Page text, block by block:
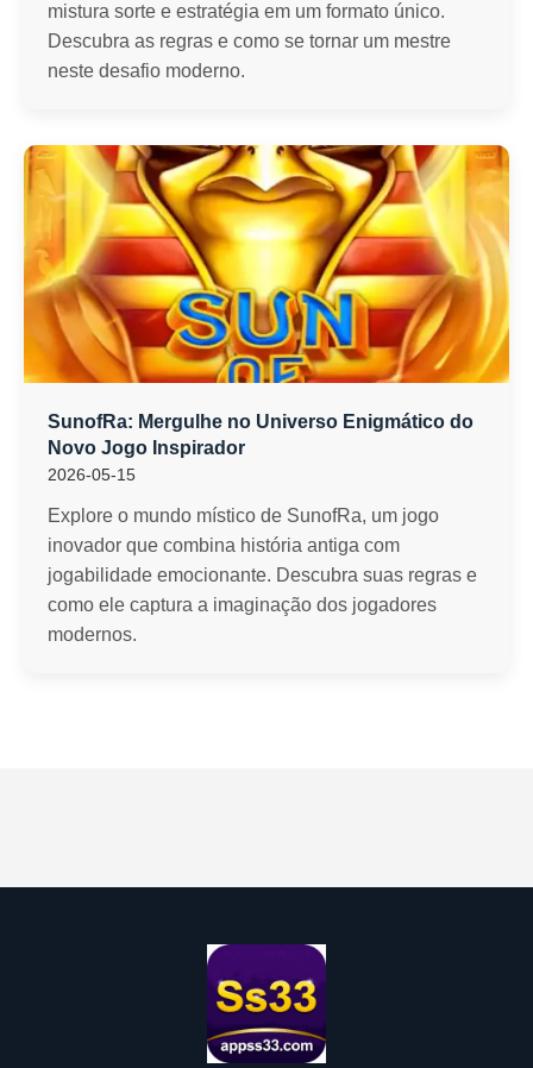
mistura sorte e estratégia em um formato único.
Descubra as regras e como se tornar um mestre
neste desafio moderno.
SunofRa: Mergulhe no Universo Enigmático do
Novo Jogo Inspirador
2026-05-15
Explore o mundo místico de SunofRa, um jogo
inovador que combina história antiga com
jogabilidade emocionante. Descubra suas regras e
como ele captura a imaginação dos jogadores
modernos.